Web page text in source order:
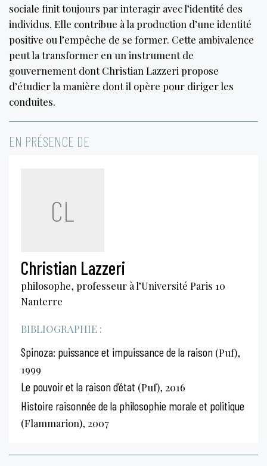
sociale finit toujours par interagir avec l’identité des
individus. Elle contribue à la production d’une identité
positive ou l’empêche de se former. Cette ambivalence
peut la transformer en un instrument de
gouvernement dont Christian Lazzeri propose
d’étudier la manière dont il opère pour diriger les
conduites.
EN PRÉSENCE DE
CL
Christian Lazzeri
philosophe, professeur à l’Université Paris 10
Nanterre
BIBLIOGRAPHIE :
Spinoza: puissance et impuissance de la raison (Puf),
1999
Le pouvoir et la raison d’état (Puf), 2016
Histoire raisonnée de la philosophie morale et politique
(Flammarion), 2007